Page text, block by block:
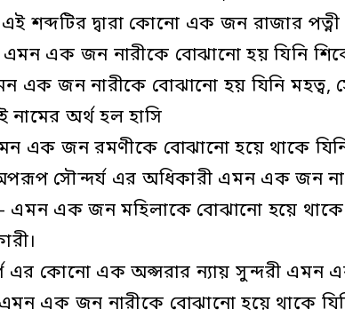
শব্দটির দ্বারা কোনো এক জন রাজার
এমন এক জন নারীকে বোঝানো হয় যিনি
এক জন নারীকে বোঝানো হয় যিনি মহত্ব,
নামের অর্থ হল হাসি
এক জন রমণীকে বোঝানো হয়ে থাকে
সৌন্দর্য এর অধিকারী এমন এক জন
এমন এক জন মহিলাকে বোঝানো হয়ে
এর কোনো এক অপ্সরার ন্যায় সুন্দরী
এক জন নারীকে বোঝানো হয়ে থাকে